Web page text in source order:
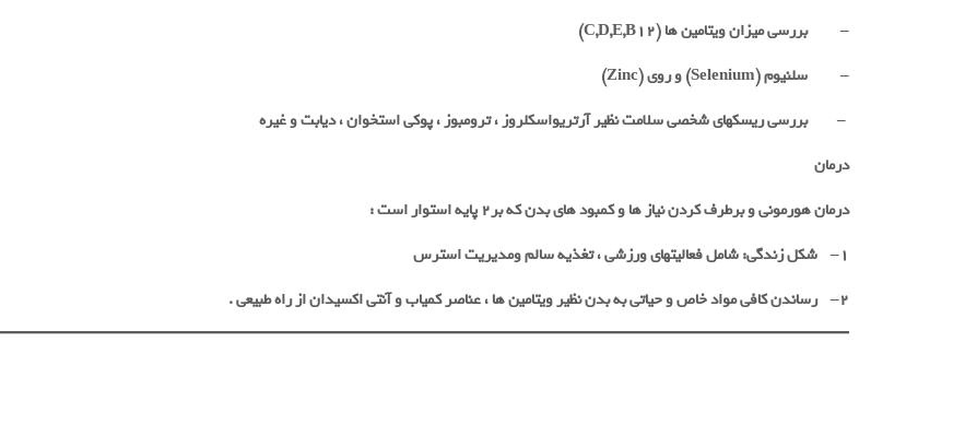
– بررسی میزان ویتامین ها(C,D,E,B12)
–
سلنیوم(Selenium) و روی(Zinc)
–بررسی ریسکهای شخصی سلامت نظیر آرتریواسکلروز ، ترومبوز ، پوکی استخوان ، دیابت و غیره
درمان
درمان هورمونی و برطرف کردن نیاز ها و کمبود های بدن که بر۲ پایه استوار است
:
۱– شکل زندگی: شامل فعالیتهای ورزشی ، تغذیه سالم ومدیریت استرس
۲–رساندن کافی مواد خاص و حیاتی به بدن نظیر ویتامین ها ، عناصر کمیاب و آنتی اکسیدان از راه طبیعی.